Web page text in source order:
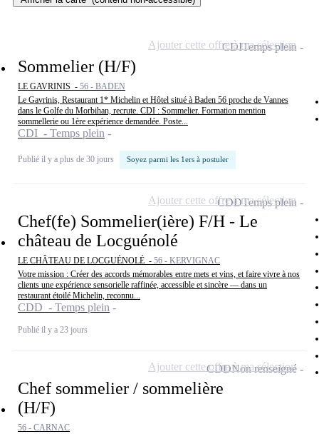
Sommelier (H/F)
LE GAVRINIS - 56 - BADEN
Le Gavrinis, Restaurant 1* Michelin et Hôtel situé à Baden 56 proche de Vannes
dans le Golfe du Morbihan, recrute. CDI : Sommelier. Formation mention
sommellerie ou 1ère expérience demandée. Poste...
CDI - Temps plein
Publié il y a plus de 30 jours Soyez parmi les 1ers à postuler
CDITemps plein
Ajouter cette offre à ma sélection
Chef(fe) Sommelier(ière) F/H - Le
château de Locguénolé
LE CHÂTEAU DE LOCGUÉNOLÉ - 56 - KERVIGNAC
Votre mission : Créer des accords mémorables entre mets et vins, et faire vivre à nos
clients une expérience sensorielle raffinée, accessible et sincère — dans un
restaurant étoilé Michelin, reconnu...
CDD - Temps plein
Publié il y a 23 jours
CDDTemps plein
Ajouter cette offre à ma sélection
Chef sommelier / sommelière
(H/F)
56 - CARNAC
CDDNon renseigné
Ajouter cette offre à ma sélection